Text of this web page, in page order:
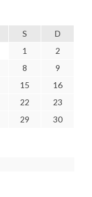
S
D
1
2
8
9
15
16
22
23
29
30